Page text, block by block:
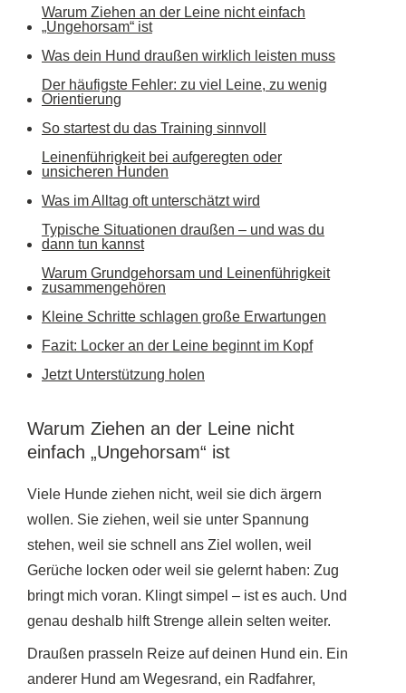
Warum Ziehen an der Leine nicht einfach
„Ungehorsam“ ist
Was dein Hund draußen wirklich leisten muss
Der häufigste Fehler: zu viel Leine, zu wenig
Orientierung
So startest du das Training sinnvoll
Leinenführigkeit bei aufgeregten oder
unsicheren Hunden
Was im Alltag oft unterschätzt wird
Typische Situationen draußen – und was du
dann tun kannst
Warum Grundgehorsam und Leinenführigkeit
zusammengehören
Kleine Schritte schlagen große Erwartungen
Fazit: Locker an der Leine beginnt im Kopf
Jetzt Unterstützung holen
Warum Ziehen an der Leine nicht
einfach „Ungehorsam“ ist
Viele Hunde ziehen nicht, weil sie dich ärgern
wollen. Sie ziehen, weil sie unter Spannung
stehen, weil sie schnell ans Ziel wollen, weil
Gerüche locken oder weil sie gelernt haben: Zug
bringt mich voran. Klingt simpel – ist es auch. Und
genau deshalb hilft Strenge allein selten weiter.
Draußen prasseln Reize auf deinen Hund ein. Ein
anderer Hund am Wegesrand, ein Radfahrer,